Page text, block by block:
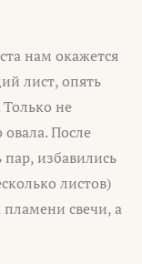
нам окажется
лист, опять
не
После
избавились
листов)
свечи, а